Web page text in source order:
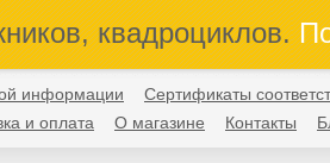
квадроциклов.
информации
Сертификаты
и оплата О магазине Контакты